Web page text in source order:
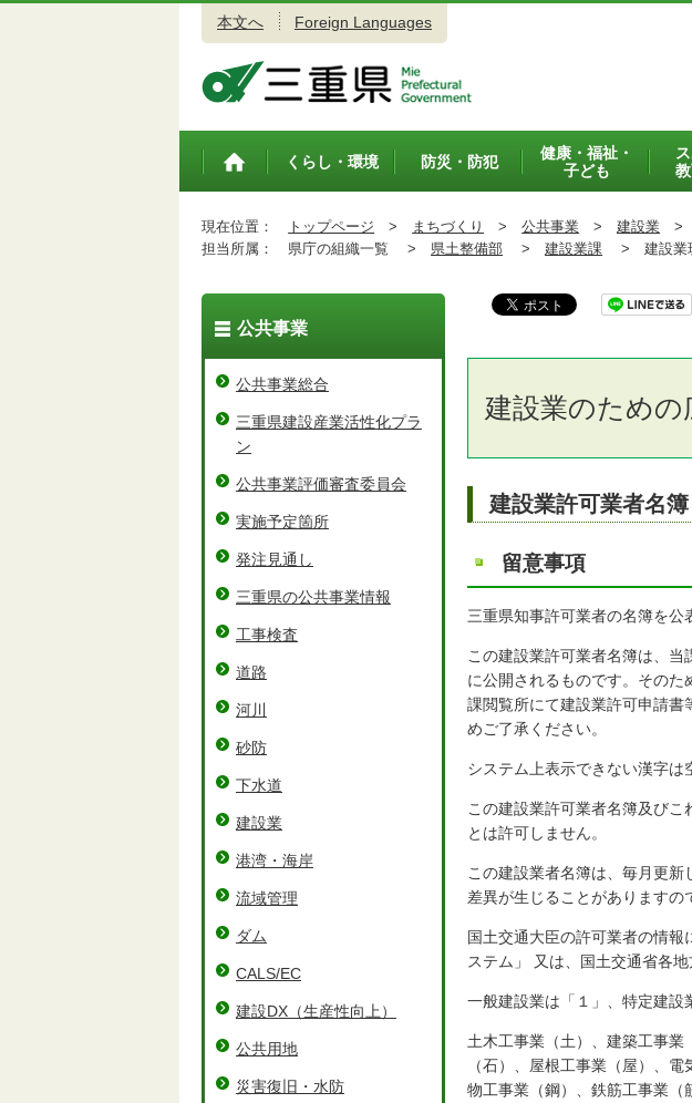
本文へ Foreign Languages
トップペ
くらし・環境 防災・防犯
健康・福祉・
子ども
現在位置： トップページ > まちづくり > 公共事業 > 建設業 >
担当所属：
県庁の組織一覧 > 県土整備部 > 建設業課 > 建設
建設業のための
建設業許可業者名簿
留意事項
三重県知事許可業者の名簿を公
この建設業許可業者名簿は、
に公開されるものです。その
課閲覧所にて建設業許可申請書
めご了承ください。
システム上表示できない漢字は
この建設業許可業者名簿及び
とは許可しません。
この建設業者名簿は、毎月更
差異が生じることがありますの
国土交通大臣の許可業者の情
ステム」 又は、国土交通省各
一般建設業は「１」、特定建設
土木工事業（土）、建築工事
（石）、屋根工事業（屋）、
物工事業（鋼）、鉄筋工事業
公共事業
公共事業総合
三重県建設産業活性化プラ
ン
公共事業評価審査委員会
実施予定箇所
発注見通し
三重県の公共事業情報
工事検査
道路
河川
砂防
下水道
建設業
港湾・海岸
流域管理
ダム
CALS/EC
建設DX（⽣産性向上）
公共用地
災害復旧・水防